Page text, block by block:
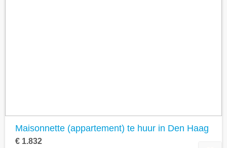
Maisonnette (appartement) te huur in Den Haag
€ 1.832